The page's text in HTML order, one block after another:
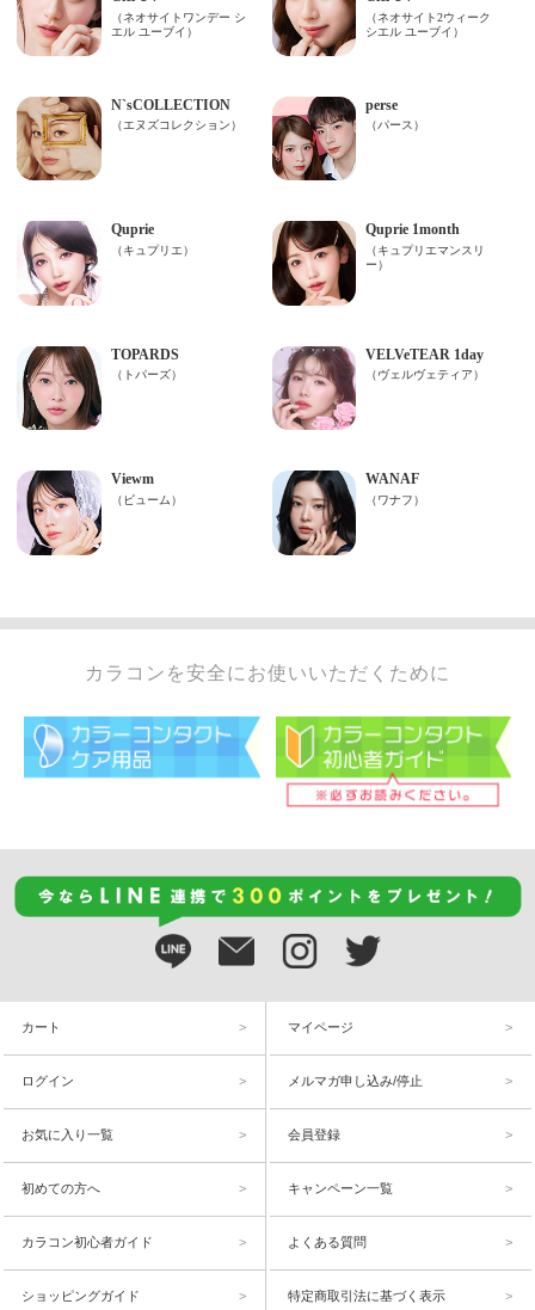
カラコンを安全にお使いいただくために
カート マイページ
ログイン メルマガ申し込み/停止
お気に入り一覧 会員登録
初めての方へ キャンペーン一覧
カラコン初心者ガイド よくある質問
ショッピングガイド 特定商取引法に基づく表示